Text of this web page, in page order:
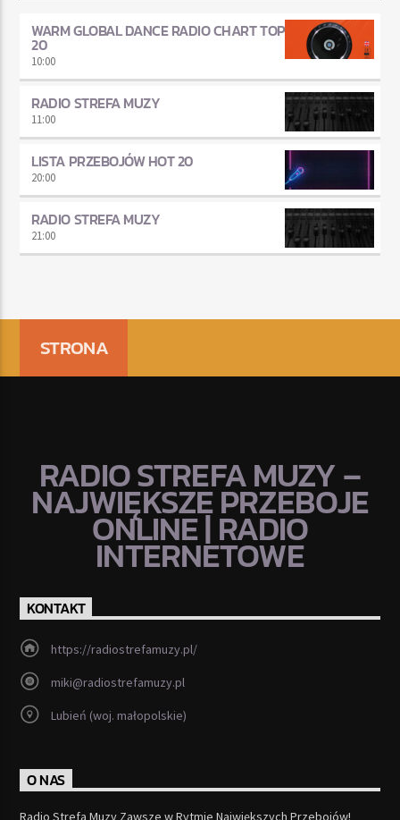
WARM GLOBAL DANCE RADIO CHART TOP
20
10:00
RADIO STREFA MUZY
11:00
LISTA PRZEBOJÓW HOT 20
20:00
RADIO STREFA MUZY
21:00
STRONA
RADIO STREFA MUZY –
NAJWIĘKSZE PRZEBOJE
ONLINE | RADIO
INTERNETOWE
KONTAKT
https://radiostrefamuzy.pl/
miki@radiostrefamuzy.pl
Lubień (woj. małopolskie)
O NAS
Radio Strefa Muzy Zawsze w Rytmie Największych Przebojów!